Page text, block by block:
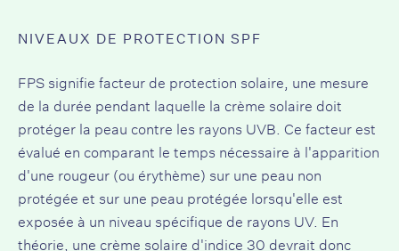
NIVEAUX DE PROTECTION SPF
FPS signifie facteur de protection solaire, une mesure
de la durée pendant laquelle la crème solaire doit
protéger la peau contre les rayons UVB. Ce facteur est
évalué en comparant le temps nécessaire à l'apparition
d'une rougeur (ou érythème) sur une peau non
protégée et sur une peau protégée lorsqu'elle est
exposée à un niveau spécifique de rayons UV. En
théorie, une crème solaire d'indice 30 devrait donc